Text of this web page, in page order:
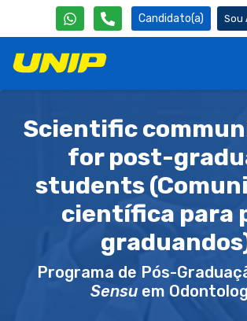
Candidato(a)
Scientific
for post-
students
científica para
Programa de Pós-
Sensu em